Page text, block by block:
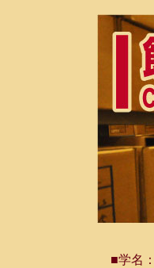
■学名：